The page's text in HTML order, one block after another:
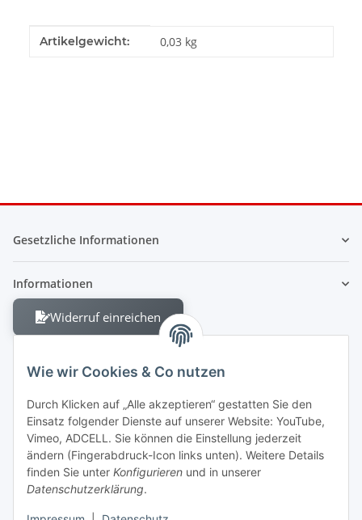
Wie wir Cookies & Co nutzen
Durch Klicken auf „Alle akzeptieren“ gestatten Sie den
Einsatz folgender Dienste auf unserer Website: YouTube,
Vimeo, ADCELL. Sie können die Einstellung jederzeit
ändern (Fingerabdruck-Icon links unten). Weitere Details
finden Sie unter Konfigurieren und in unserer
Datenschutzerklärung.
Produkteigenschaft
Wert
Artikelgewicht: 0,03 kg
Gesetzliche Informationen
Informationen
Widerruf einreichen
Berliner Allee 38
13088 Berlin
Shop +49 30 4280 2070
Fax +49 30 4280 2071